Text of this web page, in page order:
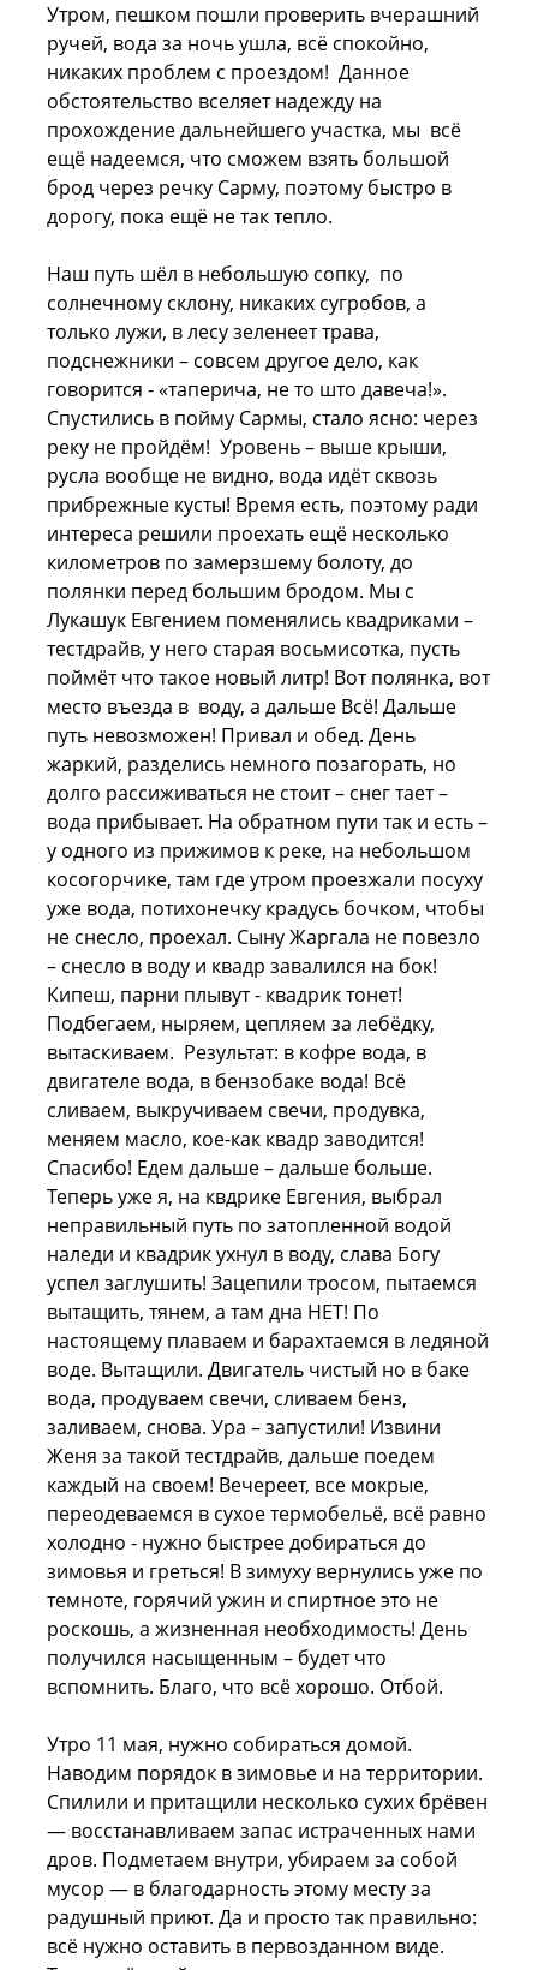
Утром, пешком пошли проверить вчерашний
ручей, вода за ночь ушла, всё спокойно,
никаких проблем с проездом! Данное
обстоятельство вселяет надежду на
прохождение дальнейшего участка, мы всё
ещё надеемся, что сможем взять большой
брод через речку Сарму, поэтому быстро в
дорогу, пока ещё не так тепло.
Наш путь шёл в небольшую сопку, по
солнечному склону, никаких сугробов, а
только лужи, в лесу зеленеет трава,
подснежники – совсем другое дело, как
говорится - «таперича, не то што давеча!».
Спустились в пойму Сармы, стало ясно: через
реку не пройдём! Уровень – выше крыши,
русла вообще не видно, вода идёт сквозь
прибрежные кусты! Время есть, поэтому ради
интереса решили проехать ещё несколько
километров по замерзшему болоту, до
полянки перед большим бродом. Мы с
Лукашук Евгением поменялись квадриками –
тестдрайв, у него старая восьмисотка, пусть
поймёт что такое новый литр! Вот полянка, вот
место въезда в воду, а дальше Всё! Дальше
путь невозможен! Привал и обед. День
жаркий, разделись немного позагорать, но
долго рассиживаться не стоит – снег тает –
вода прибывает. На обратном пути так и есть –
у одного из прижимов к реке, на небольшом
косогорчике, там где утром проезжали посуху
уже вода, потихонечку крадусь бочком, чтобы
не снесло, проехал. Сыну Жаргала не повезло
– снесло в воду и квадр завалился на бок!
Кипеш, парни плывут - квадрик тонет!
Подбегаем, ныряем, цепляем за лебёдку,
вытаскиваем. Результат: в кофре вода, в
двигателе вода, в бензобаке вода! Всё
сливаем, выкручиваем свечи, продувка,
меняем масло, кое-как квадр заводится!
Спасибо! Едем дальше – дальше больше.
Теперь уже я, на квдрике Евгения, выбрал
неправильный путь по затопленной водой
наледи и квадрик ухнул в воду, слава Богу
успел заглушить! Зацепили тросом, пытаемся
вытащить, тянем, а там дна НЕТ! По
настоящему плаваем и барахтаемся в ледяной
воде. Вытащили. Двигатель чистый но в баке
вода, продуваем свечи, сливаем бенз,
заливаем, снова. Ура – запустили! Извини
Женя за такой тестдрайв, дальше поедем
каждый на своем! Вечереет, все мокрые,
переодеваемся в сухое термобельё, всё равно
холодно - нужно быстрее добираться до
зимовья и греться! В зимуху вернулись уже по
темноте, горячий ужин и спиртное это не
роскошь, а жизненная необходимость! День
получился насыщенным – будет что
вспомнить. Благо, что всё хорошо. Отбой.
Утро 11 мая, нужно собираться домой.
Наводим порядок в зимовье и на территории.
Спилили и притащили несколько сухих брёвен
— восстанавливаем запас истраченных нами
дров. Подметаем внутри, убираем за собой
мусор — в благодарность этому месту за
радушный приют. Да и просто так правильно:
всё нужно оставить в первозданном виде.